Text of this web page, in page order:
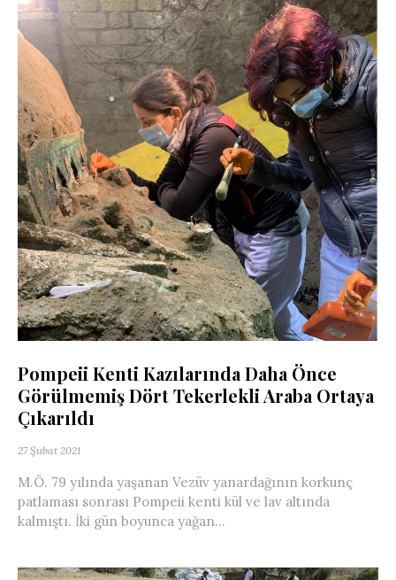
Pompeii Kenti Kazılarında Daha Önce
Görülmemiş Dört Tekerlekli Araba Ortaya
Çıkarıldı
27 Şubat 2021
M.Ö. 79 yılında yaşanan Vezüv yanardağının korkunç
patlaması sonrası Pompeii kenti kül ve lav altında
kalmıştı. İki gün boyunca yağan...